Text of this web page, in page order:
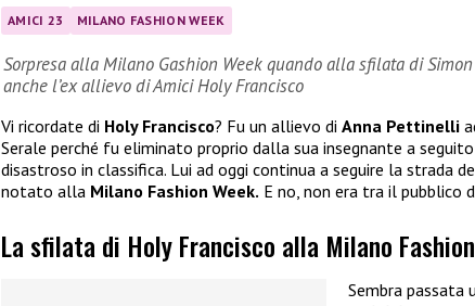
AMICI 23 MILANO FASHION WEEK
Sorpresa alla Milano Gashion Week quando alla sfilata di
anche l’ex allievo di Amici Holy Francisco
Vi ricordate di Holy Francisco? Fu un allievo di Anna Pettinelli
Serale perché fu eliminato proprio dalla sua insegnante a
disastroso in classifica. Lui ad oggi continua a seguire la strada
notato alla Milano Fashion Week. E no, non era tra il pubblico
La sfilata di Holy Francisco alla Milano
Sembra passata